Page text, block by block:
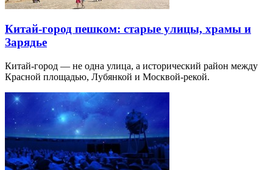
Китай-город пешком: старые улицы, храмы и
Зарядье
Китай-город — не одна улица, а исторический район между
Красной площадью, Лубянкой и Москвой-рекой.